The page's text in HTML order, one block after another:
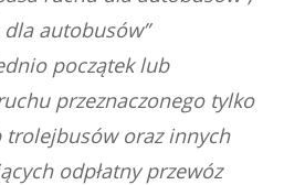
autobusów”
początek lub
przeznaczonego tylko
oraz innych
odpłatny przewóz